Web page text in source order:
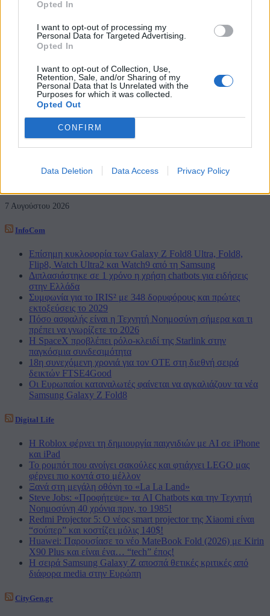
Opted In
I want to opt-out of processing my
Personal Data for Targeted Advertising.
Opted In
I want to opt-out of Collection, Use,
Retention, Sale, and/or Sharing of my
Personal Data that Is Unrelated with the
Purposes for which it was collected.
Opted Out
CONFIRM
Data Deletion Data Access Privacy Policy
Όμιλος ΔΕΗ: Νέα συμφωνία για χαρτοφυλάκιο έργων ΑΠΕ
άνω των 2 GW
7 Αυγούστου 2026
Όμιλος Fourlis: Συμφωνία για την πώληση της συμμετοχής στο
Sofia South Ring Mall
7 Αυγούστου 2026
Η Deloitte Ελλάδος αποκλειστικός χρηματοοικονομικός
7 Αυγούστου 2026
InfoCom
Επίσημη κυκλοφορία των Galaxy Z Fold8 Ultra, Fold8,
Flip8, Watch Ultra2 και Watch9 από τη Samsung
Διπλασιάστηκε σε 1 χρόνο η χρήση chatbots για ειδήσεις
στην Ελλάδα
Συμφωνία για το IRIS² με 348 δορυφόρους και πρώτες
εκτοξεύσεις το 2029
Πόσο ασφαλής είναι η Τεχνητή Νοημοσύνη σήμερα και τι
πρέπει να γνωρίζετε το 2026
Η SpaceX προβλέπει ρόλο-κλειδί της Starlink στην
παγκόσμια συνδεσιμότητα
18η συνεχόμενη χρονιά για τον ΟΤΕ στη διεθνή σειρά
δεικτών FTSE4Good
Οι Ευρωπαίοι καταναλωτές φαίνεται να αγκαλιάζουν τα νέα
Samsung Galaxy Z Fold8
Digital Life
Η Roblox φέρνει τη δημιουργία παιχνιδιών με ΑΙ σε iPhone
και iPad
Το ρομπότ που ανοίγει σακούλες και φτιάχνει LEGO μας
φέρνει πιο κοντά στο μέλλον
Ξανά στη μεγάλη οθόνη το «La La Land»
Steve Jobs: «Προφήτεψε» τα AI Chatbots και την Τεχνητή
Νοημοσύνη 40 χρόνια πριν, το 1985!
Redmi Projector 5: Ο νέος smart projector της Xiaomi είναι
“σούπερ” και κοστίζει μόλις 140$!
Huawei: Παρουσίασε το νέο MateBook Fold (2026) με Kirin
X90 Plus και είναι ένα… “tech” έπος!
Η σειρά Samsung Galaxy Z αποσπά θετικές κριτικές από
διάφορα media στην Ευρώπη
CityGen.gr